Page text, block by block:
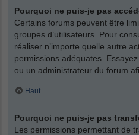
Pourquoi ne puis-je pas
Certains forums peuvent être
groupes d’utilisateurs. Pour
réaliser n’importe quelle autre
permissions adéquates.
ou un administrateur du forum
Haut
Pourquoi ne puis-je pas
Les permissions permettant de